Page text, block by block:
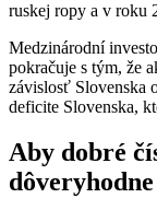
ruskej ropy a v roku
Medzinárodní
pokračuje s tým, že
závislosť Slovenska
deficite Slovenska,
Aby dobré